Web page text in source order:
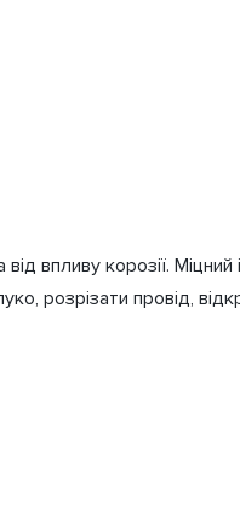
впливу корозії.
розрізати провід,